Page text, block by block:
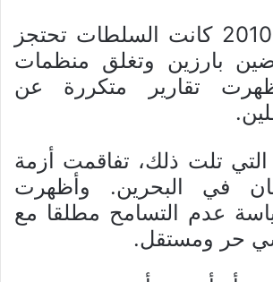
وبحلول عام 2010 كانت السلطات تحتجز
بارزين وتغلق منظمات
تقارير متكررة عن
تلت ذلك، تفاقمت أزمة
في البحرين. وأظهرت
عدم التسامح مطلقا مع
حر ومستقل.